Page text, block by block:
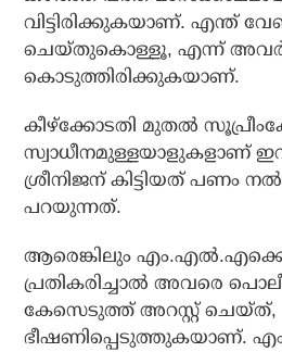
വിട്ടിരിക്കുകയാണ്. എന്ത്
ചെയ്തുകൊള്ളൂ, എന്ന്
കൊടുത്തിരിക്കുകയാണ്.
കീഴ്‌ക്കോടതി മുതല്‍
സ്വാധീനമുള്ളയാളുകളാണ്
ശ്രീനിജന് കിട്ടിയത് പണം
പറയുന്നത്.
ആരെങ്കിലും
പ്രതികരിച്ചാല്‍ അവരെ
കേസെടുത്ത് അറസ്റ്റ് ചെയ്ത്,
ഭീഷണിപ്പെടുത്തുകയാണ്.